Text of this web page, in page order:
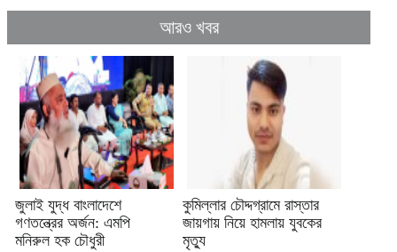
আরও খবর
জুলাই যুদ্ধ বাংলাদেশে
গণতন্ত্রের অর্জন: এমপি
মনিরুল হক চৌধুরী
কুমিল্লার চৌদ্দগ্রামে রাস্তার
জায়গায় নিয়ে হামলায় যুবকের
মৃত্যু